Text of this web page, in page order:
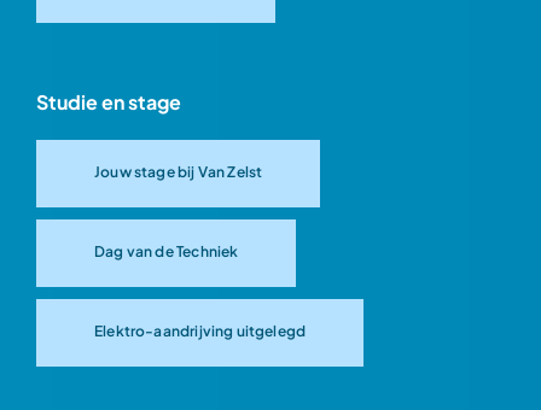
Studie en stage
Jouw stage bij Van Zelst
Dag van de Techniek
Elektro-aandrijving uitgelegd